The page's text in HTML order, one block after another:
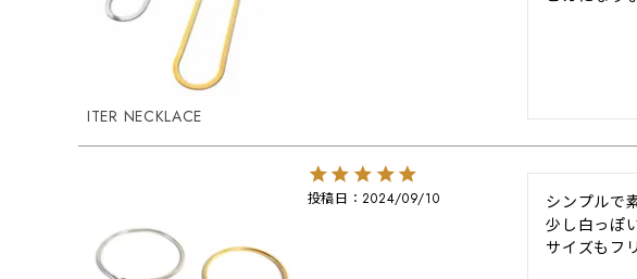
ITER NECKLACE
投稿日 2024/09/10
シンプルで
少し白っぽ
サイズもフ